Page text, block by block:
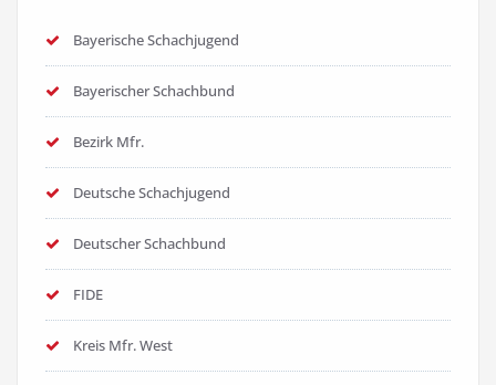
Bayerische Schachjugend
Bayerischer Schachbund
Bezirk Mfr.
Deutsche Schachjugend
Deutscher Schachbund
FIDE
Kreis Mfr. West